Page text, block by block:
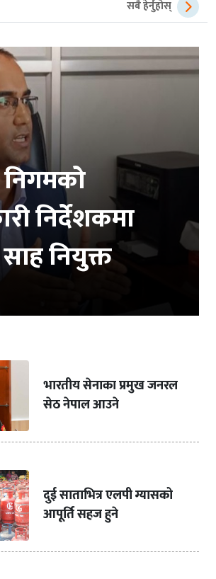
सबै हेर्नुहोस्
निर्देशकमा
साह नियुक्त
भारतीय सेनाका प्रमुख जनरल
सेठ नेपाल आउने
दुई साताभित्र एलपी ग्यासको
आपूर्ति सहज हुने